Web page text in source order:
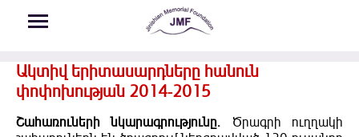
Ակտիվ երիտասարդները հանուն
փոփոխության 2014-2015
Շահառուների նկարագրությունը. Ծրագրի ուղղակի